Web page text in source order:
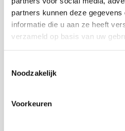
partners kunnen deze
informatie die u aan ze heeft
verzameld op basis van uw
Noodzakelijk
Voorkeuren
Sinds 2006 uw Mac specialist
30 dagen bedenktijd